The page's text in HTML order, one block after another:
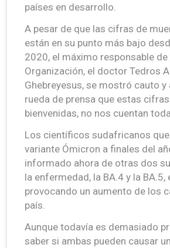
países en desarrollo.
A pesar de que las cifras de
están en su punto más bajo
2020, el máximo responsable de
Organización, el doctor Tedros
Ghebreyesus, se mostró cauto y
rueda de prensa que estas cifras
bienvenidas, no nos cuentan
Los científicos sudafricanos
variante Ómicron a finales del
informado ahora de otras dos
la enfermedad, la BA.4 y la BA.5,
provocando un aumento de los
país.
Aunque todavía es demasiado
saber si ambas pueden causar